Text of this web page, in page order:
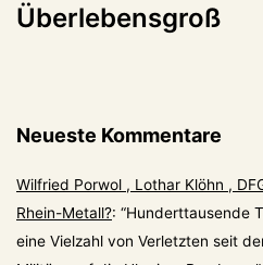
Überlebensgroß
Neueste Kommentare
Wilfried Porwol , Lothar Klöhn ,
Rhein-Metall?: “Hunderttausende
eine Vielzahl von Verletzten seit